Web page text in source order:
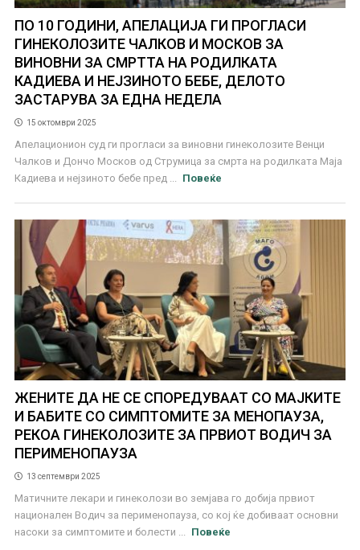
ПО 10 ГОДИНИ, АПЕЛАЦИЈА ГИ ПРОГЛАСИ
ГИНЕКОЛОЗИТЕ ЧАЛКОВ И МОСКОВ ЗА
ВИНОВНИ ЗА СМРТТА НА РОДИЛКАТА
КАДИЕВА И НЕЈЗИНОТО БЕБЕ, ДЕЛОТО
ЗАСТАРУВА ЗА ЕДНА НЕДЕЛА
15 октомври 2025
Апелационион суд ги прогласи за виновни гинеколозите Венци
Чалков и Дончо Москов од Струмица за смрта на родилката Маја
Кадиева и нејзиното бебе пред ...
Повеќе
ЖЕНИТЕ ДА НЕ СЕ СПОРЕДУВААТ СО МАЈКИТЕ
И БАБИТЕ СО СИМПТОМИТЕ ЗА МЕНОПАУЗА,
РЕКОА ГИНЕКОЛОЗИТЕ ЗА ПРВИОТ ВОДИЧ ЗА
ПЕРИМЕНОПАУЗА
13 септември 2025
Матичните лекари и гинеколози во земјава го добија првиот
национален Водич за перименопауза, со кој ќе добиваат основни
насоки за симптомите и болести ...
Повеќе